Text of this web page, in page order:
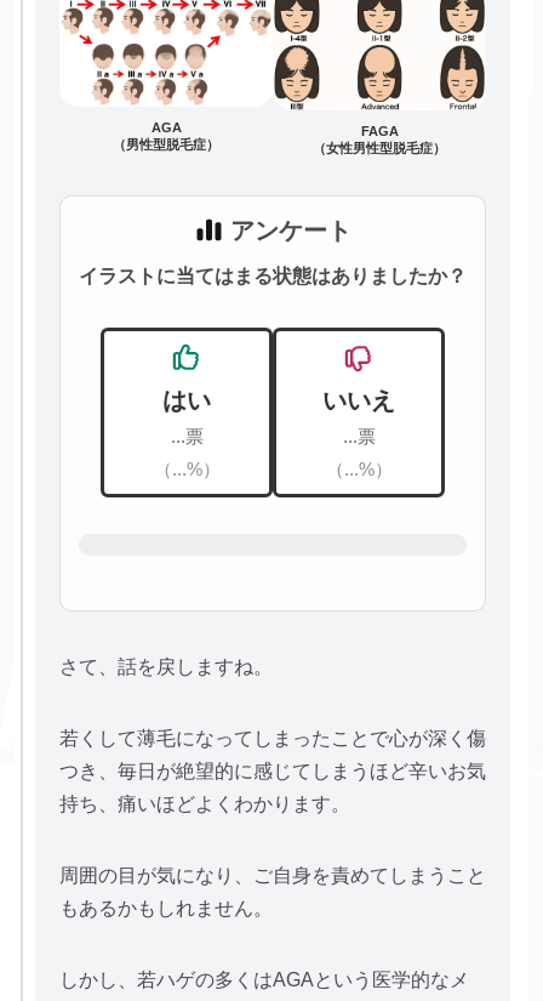
AGA
（男性型脱毛症）
FAGA
（女性男性型脱毛症）
アンケート
イラストに当てはまる状態はありましたか？
はい
...票
（...%）
いいえ
...票
（...%）
さて、話を戻しますね。
若くして薄毛になってしまったことで心が深く傷
つき、毎日が絶望的に感じてしまうほど辛いお気
持ち、痛いほどよくわかります。
周囲の目が気になり、ご自身を責めてしまうこと
もあるかもしれません。
しかし、若ハゲの多くはAGAという医学的なメ